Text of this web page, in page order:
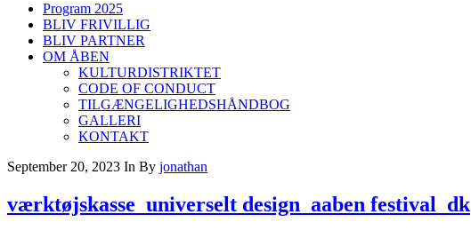
Program 2025
BLIV FRIVILLIG
BLIV PARTNER
OM ÅBEN
KULTURDISTRIKTET
CODE OF CONDUCT
TILGÆNGELIGHEDSHÅNDBOG
GALLERI
KONTAKT
September 20, 2023 In By jonathan
værktøjskasse_universelt design_aaben festival_dk